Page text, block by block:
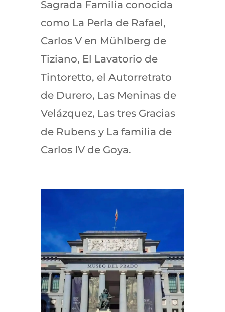
Sagrada Familia conocida
como La Perla de Rafael,
Carlos V en Mühlberg de
Tiziano, El Lavatorio de
Tintoretto, el Autorretrato
de Durero, Las Meninas de
Velázquez, Las tres Gracias
de Rubens y La familia de
Carlos IV de Goya.